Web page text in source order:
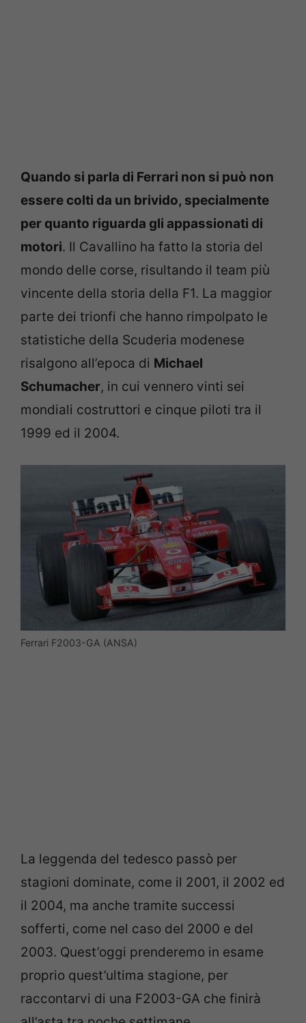
Quando si parla di Ferrari non si può non
essere colti da un brivido, specialmente
per quanto riguarda gli appassionati di
motori. Il Cavallino ha fatto la storia del
mondo delle corse, risultando il team più
vincente della storia della F1. La maggior
parte dei trionfi che hanno rimpolpato le
statistiche della Scuderia modenese
risalgono all’epoca di Michael
Schumacher, in cui vennero vinti sei
mondiali costruttori e cinque piloti tra il
1999 ed il 2004.
Ferrari F2003-GA (ANSA)
La leggenda del tedesco passò per
stagioni dominate, come il 2001, il 2002 ed
il 2004, ma anche tramite successi
sofferti, come nel caso del 2000 e del
2003. Quest’oggi prenderemo in esame
proprio quest’ultima stagione, per
raccontarvi di una F2003-GA che finirà